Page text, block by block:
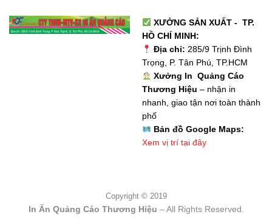
XƯỞNG SẢN XUẤT - TP.
HỒ CHÍ MINH:
Địa chỉ: 285/9 Trịnh Đình
Trọng, P. Tân Phú, TP.HCM
Xưởng In Quảng Cáo
Thương Hiệu – nhận in
nhanh, giao tận nơi toàn thành
phố
Bản đồ Google Maps:
Xem vị trí tại đây
Copyright © 2019
In Ấn Quảng Cáo Thương Hiệu – All Rights Reserved.